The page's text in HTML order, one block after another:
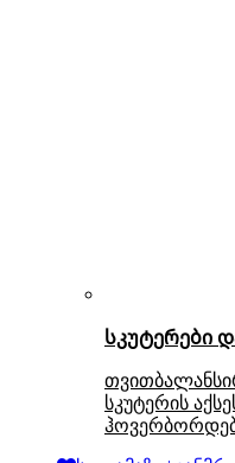
სკუტერები
სკუტერის